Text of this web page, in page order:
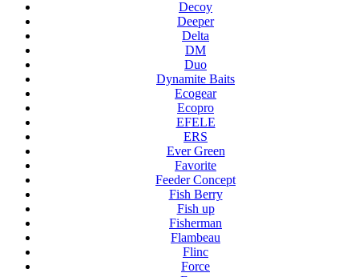
Decoy
Deeper
Delta
DM
Duo
Dynamite Baits
Ecogear
Ecopro
EFELE
ERS
Ever Green
Favorite
Feeder Concept
Fish Berry
Fish up
Fisherman
Flambeau
Flinc
Force